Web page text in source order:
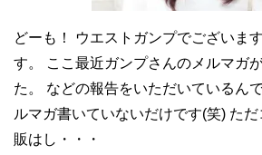
どーも！ ウエストガンプでございま
す。 ここ最近ガンプさんのメルマガ
た。 などの報告をいただいているん
ルマガ書いていないだけです(笑) た
販はし・・・